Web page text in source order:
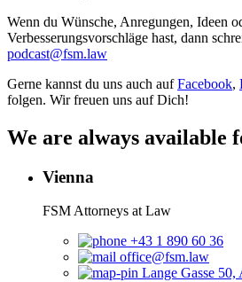
Wenn du Wünsche, Anregungen, Ideen
Verbesserungsvorschläge hast, dann
podcast@fsm.law
Gerne kannst du uns auch aufFacebook,
folgen. Wir freuen uns auf Dich!
We are always available
Vienna
FSM Attorneys at Law
+43 1 890 60 36
office@fsm.law
Lange Gasse 50,